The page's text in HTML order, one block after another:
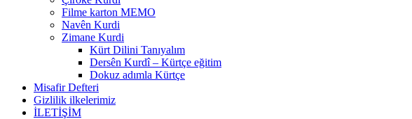
Filme karton MEMO
Navên Kurdi
Zimane Kurdi
Kürt Dilini Tanıyalım
Dersên Kurdî – Kürtçe eğitim
Dokuz adımla Kürtçe
Misafir Defteri
Gizlilik ilkelerimiz
İLETİŞİM